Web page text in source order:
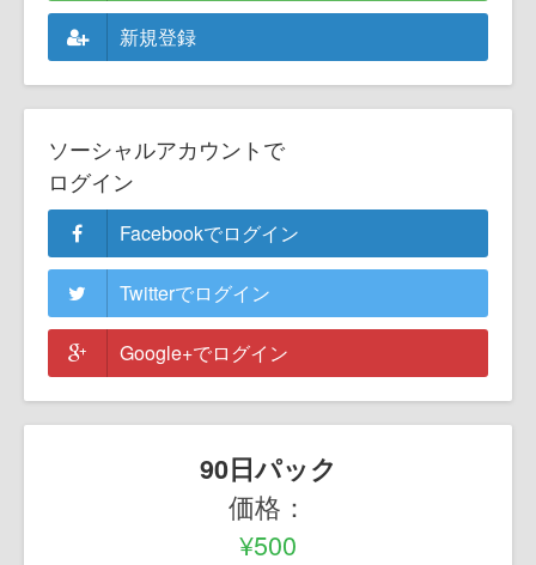
新規登録
ソーシャルアカウントで
ログイン
Facebookでログイン
Twitterでログイン
Google+でログイン
90日パック
価格：
¥500